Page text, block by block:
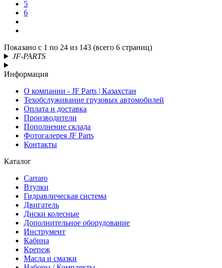
5
6
Показано с 1 по 24 из 143 (всего 6 страниц)
JF-PARTS
Информация
О компании - JF Parts | Казахстан
Техобслуживание грузовых автомобилей
Оплата и доставка
Производители
Пополнение склада
Фотогалерея JF Parts
Контакты
Каталог
Carraro
Втулки
Гидравлическая система
Двигатель
Диски колесные
Дополнительное оборудование
Инструмент
Кабина
Крепеж
Масла и смазки